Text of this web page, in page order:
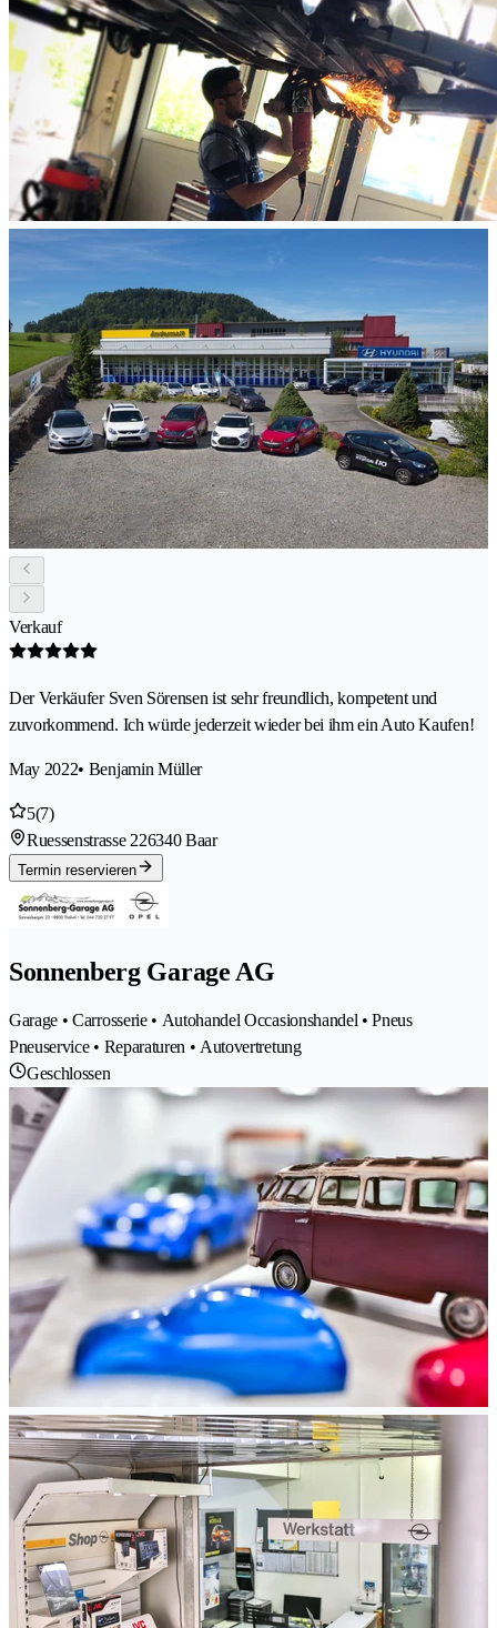
Verkauf
Der Verkäufer Sven Sörensen ist sehr freundlich, kompetent und
zuvorkommend. Ich würde jederzeit wieder bei ihm ein Auto Kaufen!
May 2022• Benjamin Müller
5(7)
Ruessenstrasse 226340 Baar
Termin reservieren
Sonnenberg Garage AG
Garage • Carrosserie • Autohandel Occasionshandel • Pneus
Pneuservice • Reparaturen • Autovertretung
Geschlossen